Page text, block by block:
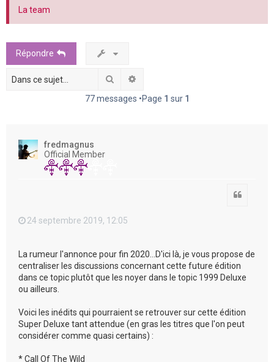
La team
Répondre
Rechercher
77 messages •Page 1 sur 1
fredmagnus
Official Member
24 septembre 2019, 12:05
La rumeur l'annonce pour fin 2020...D'ici là, je vous propose de
centraliser les discussions concernant cette future édition
dans ce topic plutôt que les noyer dans le topic 1999 Deluxe
ou ailleurs.
Voici les inédits qui pourraient se retrouver sur cette édition
Super Deluxe tant attendue (en gras les titres que l'on peut
considérer comme quasi certains) :
* Call Of The Wild